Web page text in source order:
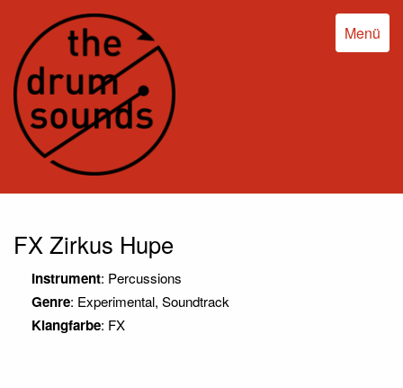
Menü
FX Zirkus Hupe
Instrument: Percussions
Genre: Experimental, Soundtrack
Klangfarbe: FX